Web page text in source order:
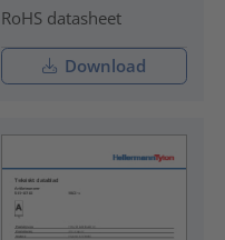
RoHS datasheet
Download